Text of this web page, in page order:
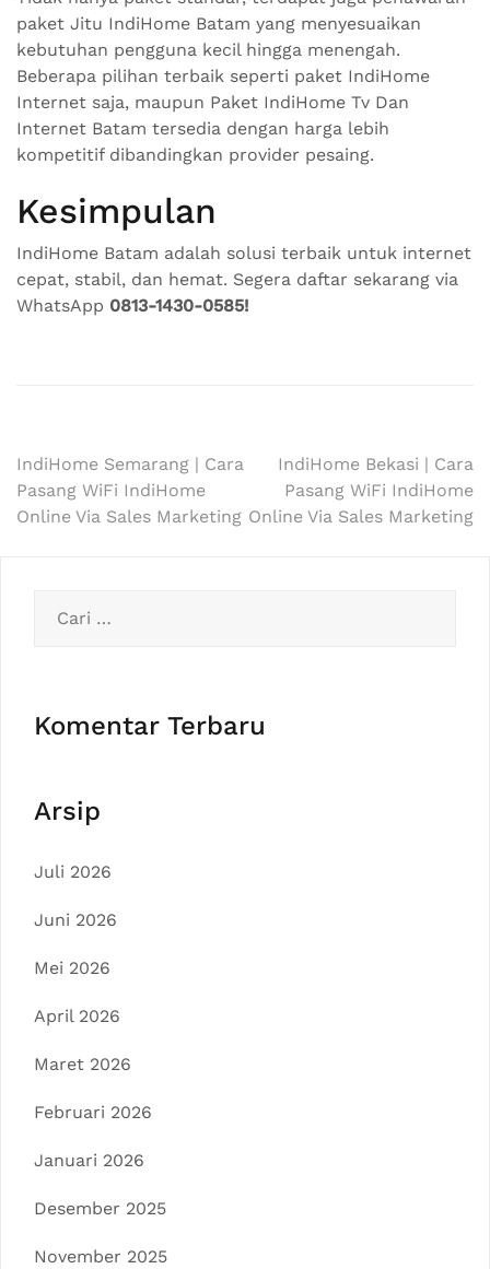
paket Jitu IndiHome Batam yang menyesuaikan
kebutuhan pengguna kecil hingga menengah.
Beberapa pilihan terbaik seperti paket IndiHome
Internet saja, maupun Paket IndiHome Tv Dan
Internet Batam tersedia dengan harga lebih
kompetitif dibandingkan provider pesaing.
Kesimpulan
IndiHome Batam adalah solusi terbaik untuk internet
cepat, stabil, dan hemat. Segera daftar sekarang via
WhatsApp 0813-1430-0585!
Navigasi
pos
IndiHome Semarang | Cara
Pasang WiFi IndiHome
Online Via Sales Marketing
IndiHome Bekasi | Cara
Pasang WiFi IndiHome
Online Via Sales Marketing
untuk:
Komentar Terbaru
Arsip
Juli 2026
Juni 2026
Mei 2026
April 2026
Maret 2026
Februari 2026
Januari 2026
Desember 2025
November 2025